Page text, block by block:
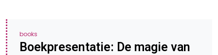
books
Boekpresentatie: De magie van